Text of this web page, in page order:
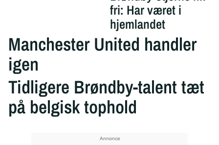
fri: Har været i
hjemlandet
Manchester United handler
igen
Tidligere Brøndby-talent tæt
på belgisk tophold